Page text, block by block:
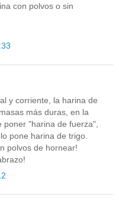
con polvos o sin
y corriente, la harina de
más duras, en la
"harina de fuerza",
pone harina de trigo.
polvos de hornear!